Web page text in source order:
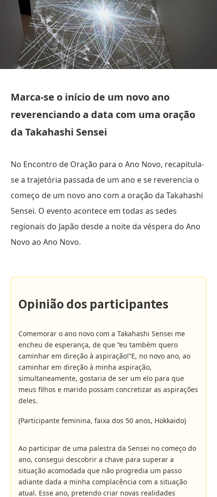
Marca-se o início de um novo ano
reverenciando a data com uma oração
da Takahashi Sensei
No Encontro de Oração para o Ano Novo, recapitula-
se a trajetória passada de um ano e se reverencia o
começo de um novo ano com a oração da Takahashi
Sensei. O evento acontece em todas as sedes
regionais do Japão desde a noite da véspera do Ano
Novo ao Ano Novo.
Opinião dos participantes
Comemorar o ano novo com a Takahashi Sensei me
encheu de esperança, de que “eu também quero
caminhar em direção à aspiração!”E, no novo ano, ao
caminhar em direção à minha aspiração,
simultaneamente, gostaria de ser um elo para que
meus filhos e marido possam concretizar as aspirações
deles.
(Participante feminina, faixa dos 50 anos, Hokkaido)
Ao participar de uma palestra da Sensei no começo do
ano, consegui descobrir a chave para superar a
situação acomodada que não progredia um passo
adiante dada a minha complacência com a situação
atual. Esse ano, pretendo criar novas realidades